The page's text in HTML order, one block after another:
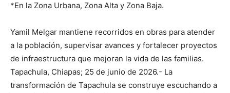
*En la Zona Urbana, Zona Alta y Zona Baja.
Yamil Melgar mantiene recorridos en obras para atender
a la población, supervisar avances y fortalecer proyectos
de infraestructura que mejoran la vida de las familias.
Tapachula, Chiapas; 25 de junio de 2026.- La
transformación de Tapachula se construye escuchando a